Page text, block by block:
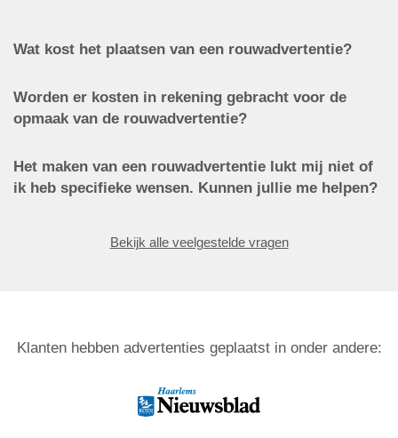
Wat kost het plaatsen van een rouwadvertentie?
Worden er kosten in rekening gebracht voor de
opmaak van de rouwadvertentie?
Het maken van een rouwadvertentie lukt mij niet of
ik heb specifieke wensen. Kunnen jullie me helpen?
Bekijk alle veelgestelde vragen
Klanten hebben advertenties geplaatst in onder andere: